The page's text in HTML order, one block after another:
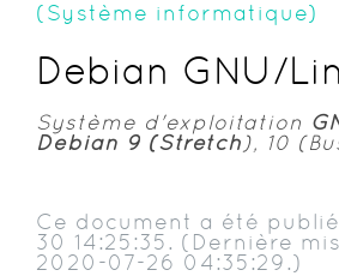
(Système informatique)
Debian GNU/
Système d'exploitation
Debian 9 (Stretch ), 10
Ce document a été
30 14:25:35. (Dernière
2020-07-26 04:35:29.)